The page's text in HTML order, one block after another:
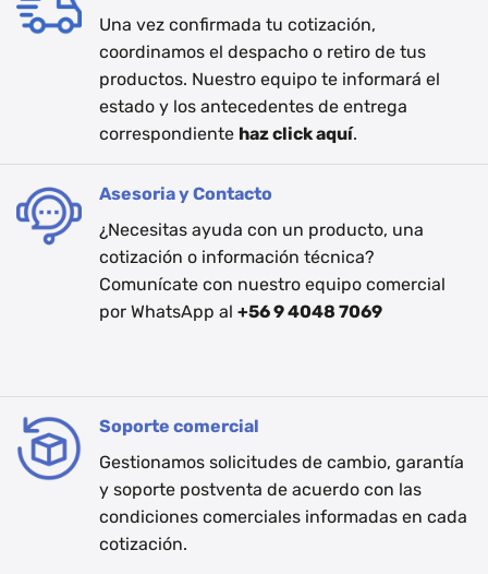
Una vez confirmada tu cotización,
coordinamos el despacho o retiro de tus
productos. Nuestro equipo te informará el
estado y los antecedentes de entrega
correspondiente haz click aquí.
Asesoria y Contacto
¿Necesitas ayuda con un producto, una
cotización o información técnica?
Comunícate con nuestro equipo comercial
por WhatsApp al +56 9 4048 7069
Soporte comercial
Gestionamos solicitudes de cambio, garantía
y soporte postventa de acuerdo con las
condiciones comerciales informadas en cada
cotización.